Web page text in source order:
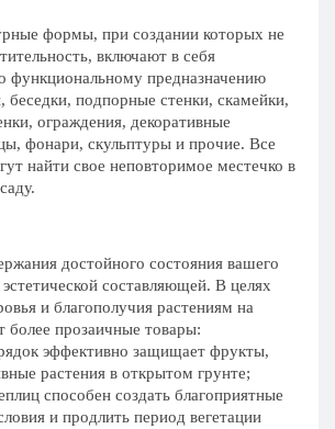
формы, при создании которых не
включают в себя
функциональному предназначению
беседки, подпорные стенки, скамейки,
ограждения, декоративные
фонари, скульптуры и прочие. Все
найти свое неповторимое местечко в
достойного состояния вашего
составляющей. В целях
и благополучия растениям на
прозаичные товары:
эффективно защищает фрукты,
растения в открытом грунте;
способен создать благоприятные
и продлить период вегетации